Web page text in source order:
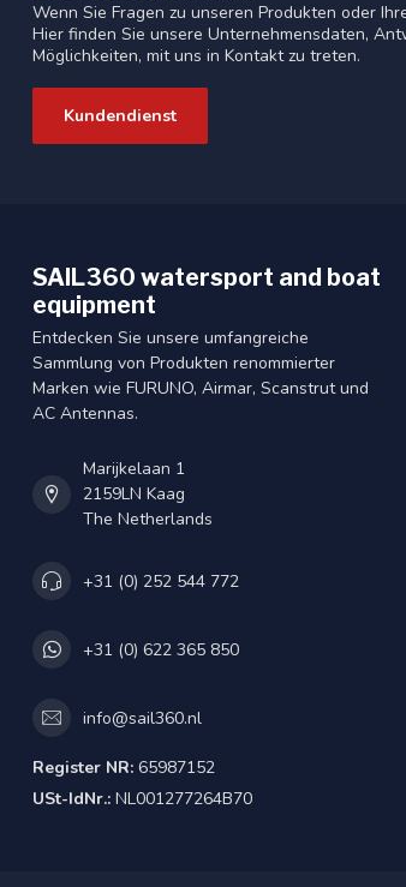
Wenn Sie Fragen zu unseren Produkten oder
Hier finden Sie unsere Unternehmensdaten,
Möglichkeiten, mit uns in Kontakt zu treten.
Kundendienst
SAIL360 watersport and boat
equipment
Entdecken Sie unsere umfangreiche
Sammlung von Produkten renommierter
Marken wie FURUNO, Airmar, Scanstrut und
AC Antennas.
Marijkelaan 1
2159LN Kaag
The Netherlands
+31 (0) 252 544 772
+31 (0) 622 365 850
info@sail360.nl
Register NR: 65987152
USt-IdNr.: NL001277264B70